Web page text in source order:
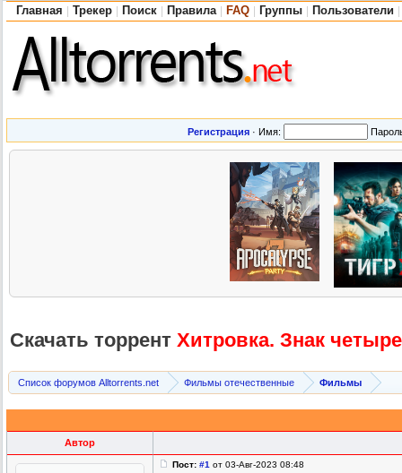
Главная Трекер Поиск Правила FAQ Группы Пользователи
Регистрация · Имя:
Скачать торрент Хитровка. Знак
Список форумов Alltorrents.net Фильмы отечественные Фильмы
Автор
Пост: #1 от 03-Авг-2023 08:48